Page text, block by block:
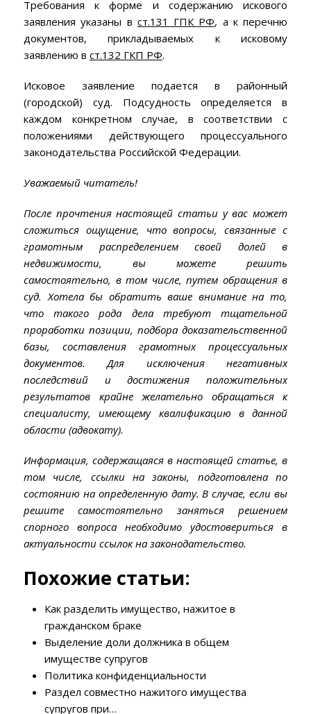
Требования к форме и содержанию искового
заявления указаны в ст.131 ГПК РФ, а к перечню
документов, прикладываемых к исковому
заявлению в ст.132 ГКП РФ.
Исковое заявление подается в районный
(городской) суд. Подсудность определяется в
каждом конкретном случае, в соответствии с
положениями действующего процессуального
законодательства Российской Федерации.
Уважаемый читатель!
После прочтения настоящей статьи у вас может
сложиться ощущение, что вопросы, связанные с
грамотным распределением своей долей в
недвижимости, вы можете решить
самостоятельно, в том числе, путем обращения в
суд. Хотела бы обратить ваше внимание на то,
что такого рода дела требуют тщательной
проработки позиции, подбора доказательственной
базы, составления грамотных процессуальных
документов. Для исключения негативных
последствий и достижения положительных
результатов крайне желательно обращаться к
специалисту, имеющему квалификацию в данной
области (адвокату).
Информация, содержащаяся в настоящей статье, в
том числе, ссылки на законы, подготовлена по
состоянию на определенную дату. В случае, если вы
решите самостоятельно заняться решением
спорного вопроса необходимо удостовериться в
актуальности ссылок на законодательство.
Похожие статьи:
Как разделить имущество, нажитое в
гражданском браке
Выделение доли должника в общем
имуществе супругов
Политика конфиденциальности
Раздел совместно нажитого имущества
супругов при…